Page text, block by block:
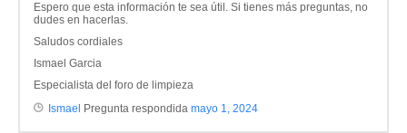
Espero que esta información te sea útil. Si tienes más preguntas, no
dudes en hacerlas.
Saludos cordiales
Ismael Garcia
Especialista del foro de limpieza
Ismael
Pregunta respondida mayo 1, 2024